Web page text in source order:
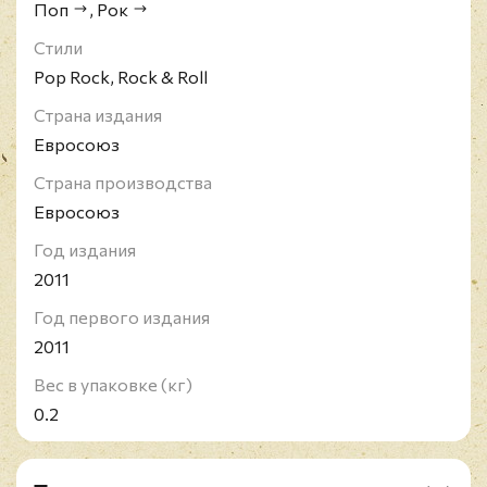
Поп
, Рок
Стили
Pop Rock, Rock & Roll
Страна издания
Евросоюз
Страна производства
Евросоюз
Год издания
2011
Год первого издания
2011
Вес в упаковке (кг)
0.2